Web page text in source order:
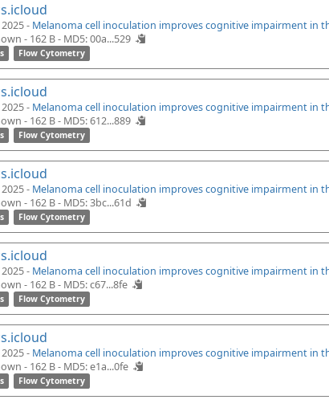
- Melanoma cell inoculation improves cognitive impairment in
- 162 B - MD5: 00a...529
Flow Cytometry
- Melanoma cell inoculation improves cognitive impairment in
- 162 B - MD5: 612...889
Flow Cytometry
- Melanoma cell inoculation improves cognitive impairment in
- 162 B - MD5: 3bc...61d
Flow Cytometry
- Melanoma cell inoculation improves cognitive impairment in
- 162 B - MD5: c67...8fe
Flow Cytometry
- Melanoma cell inoculation improves cognitive impairment in
- 162 B - MD5: e1a...0fe
Flow Cytometry